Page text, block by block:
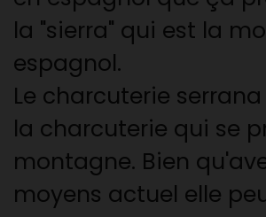
la "sierra" qui est la
espagnol.
Le charcuterie
la charcuterie qui se
montagne. Bien
moyens actuel elle